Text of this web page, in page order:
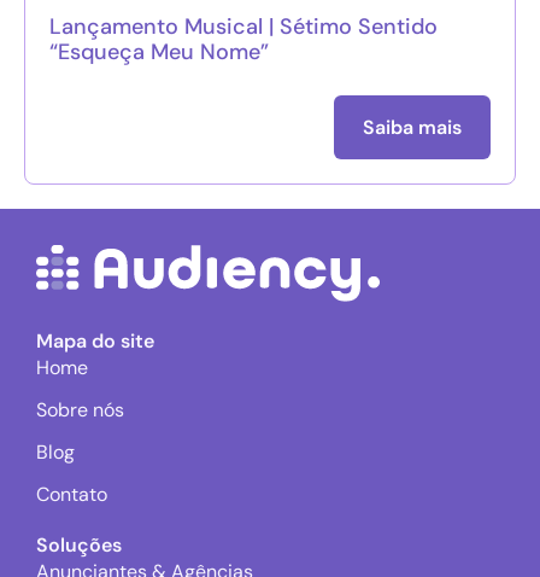
Lançamento Musical | Sétimo Sentido
“Esqueça Meu Nome”
Saiba mais
Mapa do site
Home
Sobre nós
Blog
Contato
Soluções
Anunciantes & Agências